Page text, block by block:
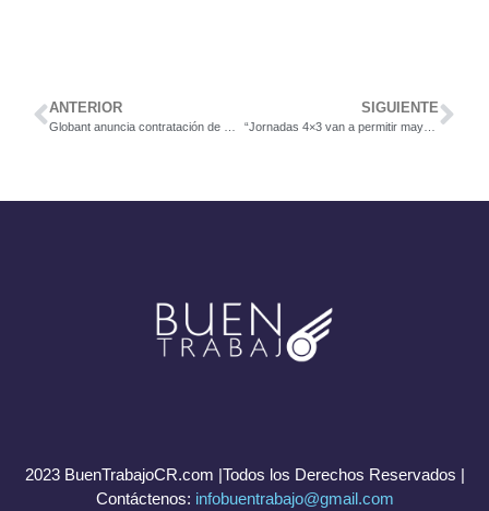
ANTERIOR SIGUIENTE
“Jornadas 4×3 van a permitir mayor empleo y competitividad del sector industrial y de servicios de Costa Rica”: Carlos Wong
2023 BuenTrabajoCR.com |Todos los Derechos Reservados |
Contáctenos: infobuentrabajo@gmail.com